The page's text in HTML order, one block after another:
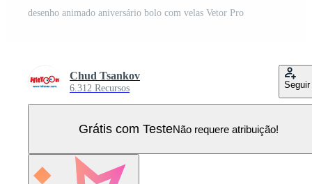
desenho animado aniversário bolo com velas Vetor Pro
Chud Tsankov
6.312 Recursos Seguir
Grátis com TesteNão requere atribuição!